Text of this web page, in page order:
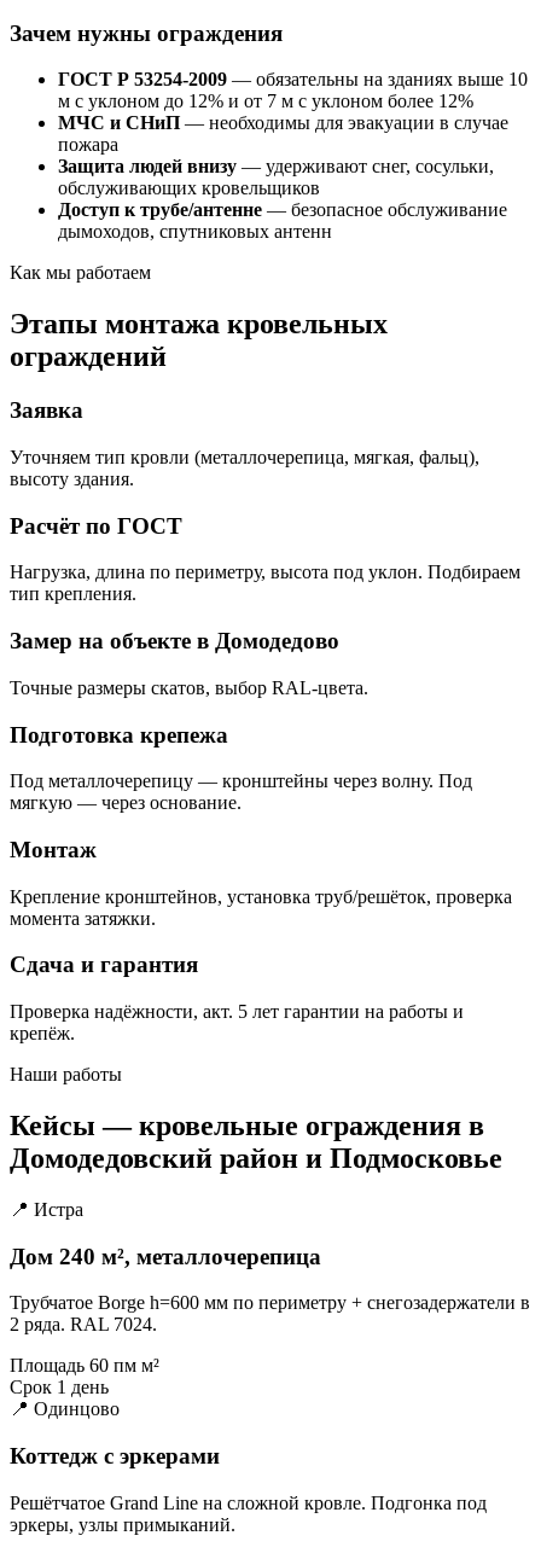
Зачем нужны ограждения
ГОСТ Р 53254-2009 — обязательны на зданиях выше 10
м с уклоном до 12% и от 7 м с уклоном более 12%
МЧС и СНиП — необходимы для эвакуации в случае
пожара
Защита людей внизу — удерживают снег, сосульки,
обслуживающих кровельщиков
Доступ к трубе/антенне — безопасное обслуживание
дымоходов, спутниковых антенн
Как мы работаем
Этапы монтажа кровельных
ограждений
Заявка
Уточняем тип кровли (металлочерепица, мягкая, фальц),
высоту здания.
Расчёт по ГОСТ
Нагрузка, длина по периметру, высота под уклон. Подбираем
тип крепления.
Замер на объекте в Домодедово
Точные размеры скатов, выбор RAL-цвета.
Подготовка крепежа
Под металлочерепицу — кронштейны через волну. Под
мягкую — через основание.
Монтаж
Крепление кронштейнов, установка труб/решёток, проверка
момента затяжки.
Сдача и гарантия
Проверка надёжности, акт. 5 лет гарантии на работы и
крепёж.
Наши работы
Кейсы — кровельные ограждения в
Домодедовский район и Подмосковье
📍 Истра
Дом 240 м², металлочерепица
Трубчатое Borge h=600 мм по периметру + снегозадержатели в
2 ряда. RAL 7024.
Площадь 60 пм м²
Срок 1 день
📍 Одинцово
Коттедж с эркерами
Решётчатое Grand Line на сложной кровле. Подгонка под
эркеры, узлы примыканий.